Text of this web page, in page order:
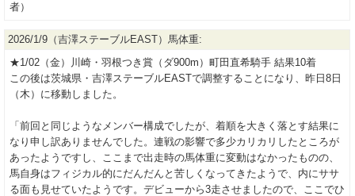
者）
2026/1/9（吉澤ステーブルEAST）馬体重:
★1/02（金）川崎・羽根つき賞（ダ900m）町田直希騎手 結果10着
この後は茨城県・吉澤ステーブルEASTで調整することになり、昨日8日
（木）に移動しました。
「前回と同じようなメンバー構成でしたが、着順を大きく落とす結果に
なり申し訳ありませんでした。連戦の影響で多少カリカリしたところが
あったようですし、ここまで出走時の馬体重に変動はなかったものの、
馬自身はフィジカル的にだんだんと苦しくなってきたようで、内にササ
る面も見せていたようです。デビューから3走させましたので、ここでひ